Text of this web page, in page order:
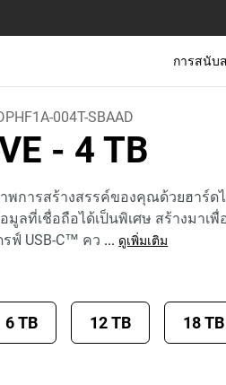
การสนับ
004T-SBAAD
- 4 TB
การสร้างสรรค์ของคุณด้วยฮาร์ดไ
ลที่เชื่อถือได้เป็นพิเศษ สร้างมาเพื่
ฟ์ USB-C™ คว ... ดูเพิ่มเติม
6 TB 12 TB 18 TB